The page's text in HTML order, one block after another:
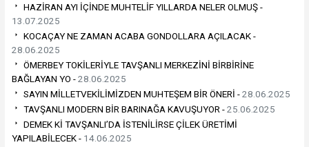
HAZİRAN AYI İÇİNDE MUHTELİF YILLARDA NELER OLMUŞ -
13.07.2025
KOCAÇAY NE ZAMAN ACABA GONDOLLARA AÇILACAK -
28.06.2025
ÖMERBEY TOKİLERİYLE TAVŞANLI MERKEZİNİ BİRBİRİNE
BAĞLAYAN YO -28.06.2025
SAYIN MİLLETVEKİLİMİZDEN MUHTEŞEM BİR ÖNERİ -28.06.2025
TAVŞANLI MODERN BİR BARINAĞA KAVUŞUYOR -25.06.2025
DEMEK Kİ TAVŞANLI’DA İSTENİLİRSE ÇİLEK ÜRETİMİ
YAPILABİLECEK - 14.06.2025